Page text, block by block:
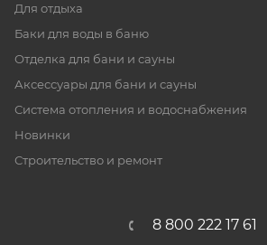
Для отдыха
Баки для воды в баню
Отделка для бани и сауны
Аксессуары для бани и сауны
Система отопления и водоснабжения
Новинки
Строительство и ремонт
8 800 222 17 61